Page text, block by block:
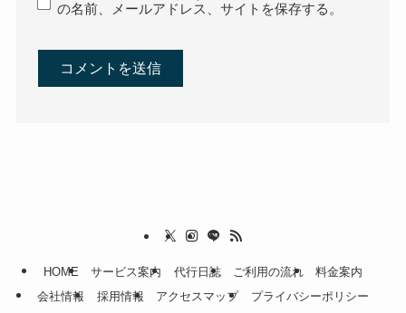
の名前、メールアドレス、サイトを保存する。
HOME サービス案内 代行日誌 ご利用の流れ
料金案内
会社情報
採用情報 アクセスマップ プライバシーポリシー